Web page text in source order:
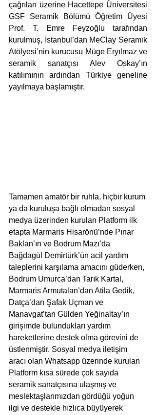
çağrıları üzerine Hacettepe Üniversitesi
GSF Seramik Bölümü Öğretim Üyesi
Prof. T. Emre Feyzoğlu tarafından
kurulmuş, İstanbul’dan MeClay Seramik
Atölyesi’nin kurucusu Müge Eryılmaz ve
seramik sanatçısı Alev Oskay’ın
katılımının ardından Türkiye geneline
yayılmaya başlamıştır.
Tamamen amatör bir ruhla, hiçbir kurum
ya da kuruluşa bağlı olmadan sosyal
medya üzerinden kurulan Platform ilk
etapta Marmaris Hisarönü’nde Pınar
Baklan’ın ve Bodrum Mazı’da
Bağdagül Demirtürk’ün acil yardım
taleplerini karşılama amacını güderken,
Bodrum Umurca’dan Tarık Kartal,
Marmaris Armutalan’dan Atila Gedik,
Datça’dan Şafak Uçman ve
Manavgat’tan Gülden Yeğinaltay’ın
girişimde bulundukları yardım
hareketlerine destek olma görevini de
üstlenmiştir. Sosyal medya iletişim
aracı olan Whatsapp üzerinde kurulan
Platform kısa sürede çok sayıda
seramik sanatçısına ulaşmış ve
meslektaşlarımızdan gördüğü yoğun
ilgi ve destekle hızlıca büyüyerek